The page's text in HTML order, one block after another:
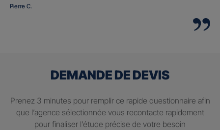
Pierre C.
DEMANDE DE DEVIS
Prenez 3 minutes pour remplir ce rapide questionnaire afin
que l’agence sélectionnée vous recontacte rapidement
pour finaliser l’étude précise de votre besoin